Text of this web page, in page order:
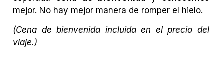
mejor. No hay mejor manera de romper el hielo.
(Cena de bienvenida incluida en el precio del
viaje.)